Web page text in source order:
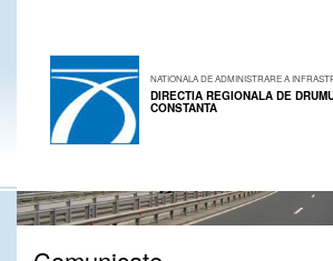
NATIONALA DE ADMINISTRARE A
DIRECTIA REGIONALA DE
CONSTANTA